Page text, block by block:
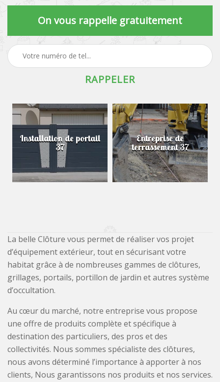
On vous rappelle gratuitement
Installation de portail
37
Entreprise de
terrassement 37
La belle Clôture vous permet de réaliser vos projet
d’équipement extérieur, tout en sécurisant votre
habitat grâce à de nombreuses gammes de clôtures,
grillages, portails, portillon de jardin et autres système
d’occultation.
Au cœur du marché, notre entreprise vous propose
une offre de produits complète et spécifique à
destination des particuliers, des pros et des
collectivités. Nous sommes spécialiste des clôtures,
nous avons déterminé l’importance à apporter à nos
clients, Nous garantissons nos produits et nos services.